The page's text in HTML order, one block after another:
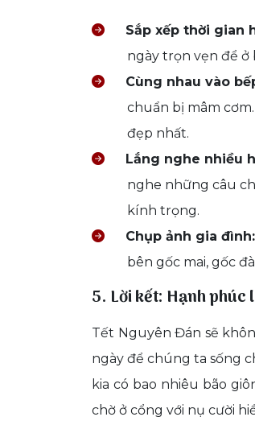
Sắp xếp thời gian
ngày trọn vẹn để ở
Cùng nhau vào
chuẩn bị mâm
đẹp nhất.
Lắng nghe nhiều
nghe những câu
kính trọng.
Chụp ảnh gia đình:
bên gốc mai, gốc
5. Lời kết: Hạnh phúc
Tết Nguyên Đán sẽ
ngày để chúng ta sống
kia có bao nhiêu bão
chờ ở cổng với nụ cười